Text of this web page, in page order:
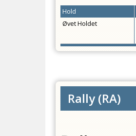
Hold
Øvet Holdet
Rally (RA)